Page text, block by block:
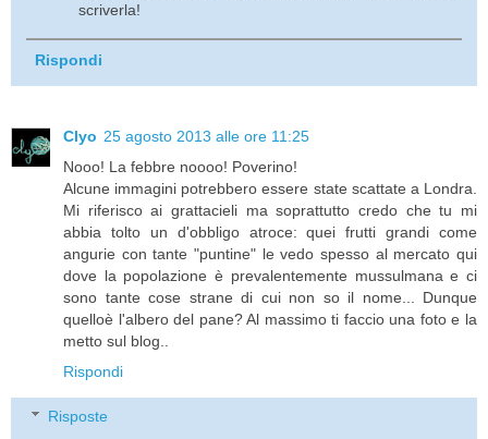
scriverla!
Rispondi
Clyo 25 agosto 2013 alle ore 11:25
Nooo! La febbre noooo! Poverino!
Alcune immagini potrebbero essere state scattate a Londra.
Mi riferisco ai grattacieli ma soprattutto credo che tu mi
abbia tolto un d'obbligo atroce: quei frutti grandi come
angurie con tante "puntine" le vedo spesso al mercato qui
dove la popolazione è prevalentemente mussulmana e ci
sono tante cose strane di cui non so il nome... Dunque
quelloè l'albero del pane? Al massimo ti faccio una foto e la
metto sul blog..
Rispondi
Risposte